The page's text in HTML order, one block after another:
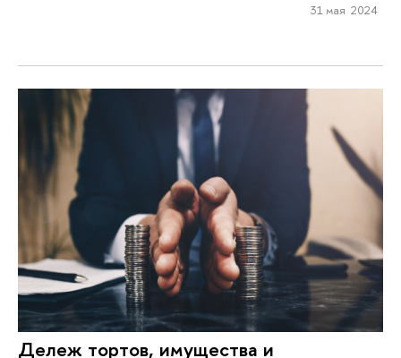
31 мая 2024
Дележ тортов, имущества и